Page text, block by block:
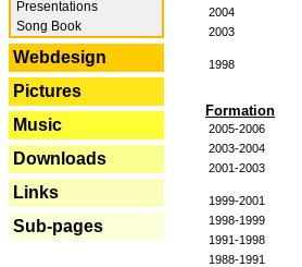
Presentations
Song Book
Webdesign
Pictures
Music
Downloads
Links
Sub-pages
2004
2003
1998
Formation
2005-2006
2003-2004
2001-2003
1999-2001
1998-1999
1991-1998
1988-1991